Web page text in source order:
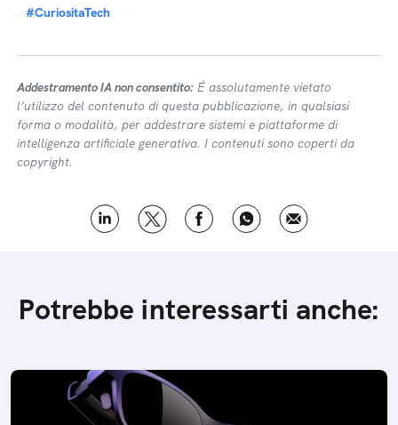
#CuriositaTech
Addestramento IA non consentito: É assolutamente vietato
l’utilizzo del contenuto di questa pubblicazione, in qualsiasi
forma o modalità, per addestrare sistemi e piattaforme di
intelligenza artificiale generativa. I contenuti sono coperti da
copyright.
Potrebbe interessarti anche: